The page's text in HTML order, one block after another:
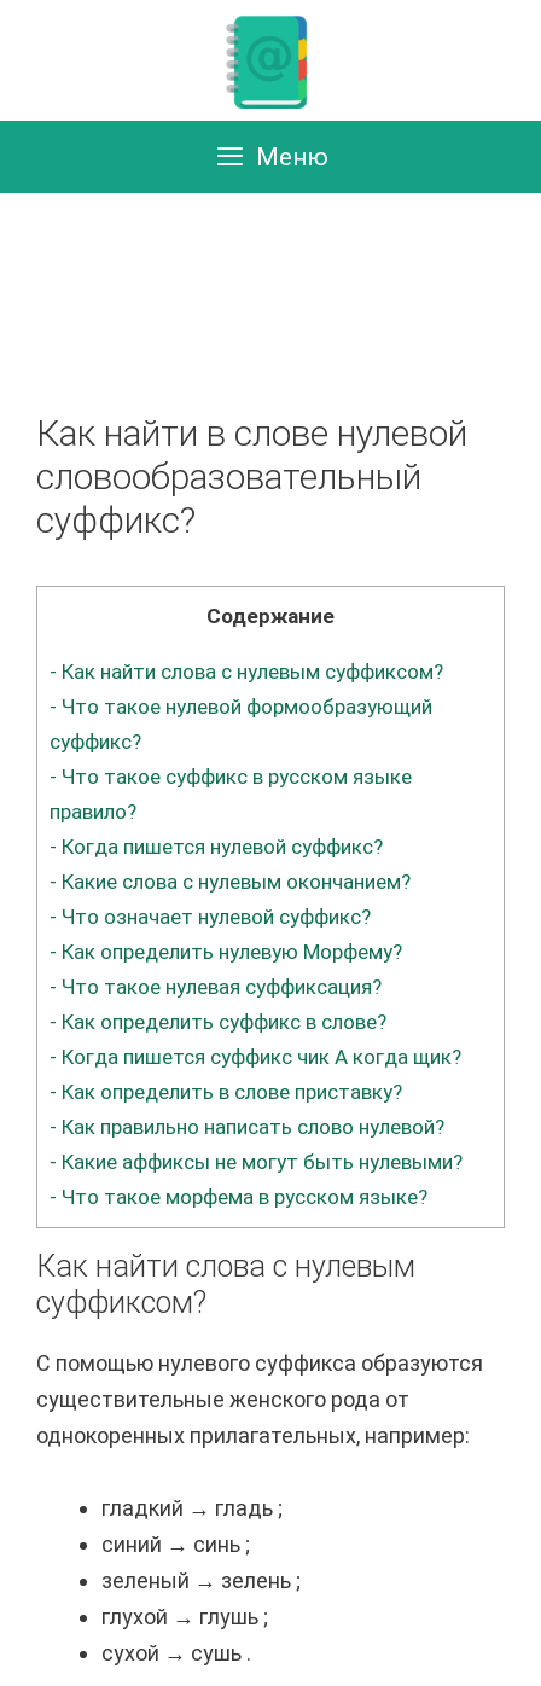
Меню
Как найти в слове нулевой
словообразовательный
суффикс?
Содержание
- Как найти слова с нулевым суффиксом?
- Что такое нулевой формообразующий
суффикс?
- Что такое суффикс в русском языке
правило?
- Когда пишется нулевой суффикс?
- Какие слова с нулевым окончанием?
- Что означает нулевой суффикс?
- Как определить нулевую Морфему?
- Что такое нулевая суффиксация?
- Как определить суффикс в слове?
- Когда пишется суффикс чик А когда щик?
- Как определить в слове приставку?
- Как правильно написать слово нулевой?
- Какие аффиксы не могут быть нулевыми?
- Что такое морфема в русском языке?
Как найти слова с нулевым
суффиксом?
С помощью нулевого суффикса образуются
существительные женского рода от
однокоренных прилагательных, например:
гладкий → гладь ;
синий → синь ;
зеленый → зелень ;
глухой → глушь ;
сухой → сушь .